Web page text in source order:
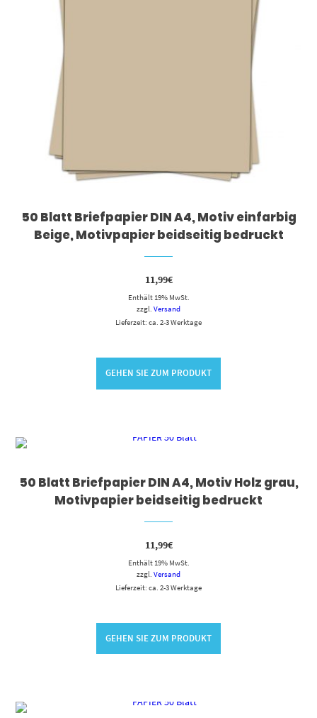
50 Blatt Briefpapier DIN A4, Motiv einfarbig
Beige, Motivpapier beidseitig bedruckt
11,99€
Enthält 19% MwSt.
zzgl. Versand
Lieferzeit: ca. 2-3 Werktage
GEHEN SIE ZUM PRODUKT
50 Blatt Briefpapier DIN A4, Motiv Holz grau,
Motivpapier beidseitig bedruckt
11,99€
Enthält 19% MwSt.
zzgl. Versand
Lieferzeit: ca. 2-3 Werktage
GEHEN SIE ZUM PRODUKT